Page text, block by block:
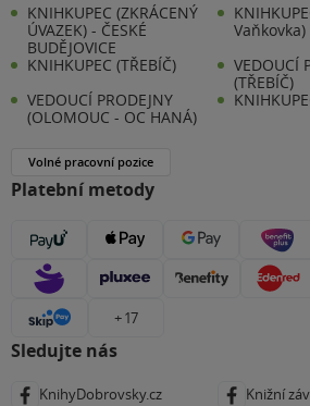
KNIHKUPEC (ZKRÁCENÝ
ÚVAZEK) - ČESKÉ
BUDĚJOVICE
Vaňkovka)
KNIHKUPEC (TŘEBÍČ)
VEDOUCÍ
(TŘEBÍČ)
VEDOUCÍ PRODEJNY
(OLOMOUC - OC HANÁ)
Volné pracovní pozice
Platební metody
+ 17
Sledujte nás
KnihyDobrovsky.cz
Knižní